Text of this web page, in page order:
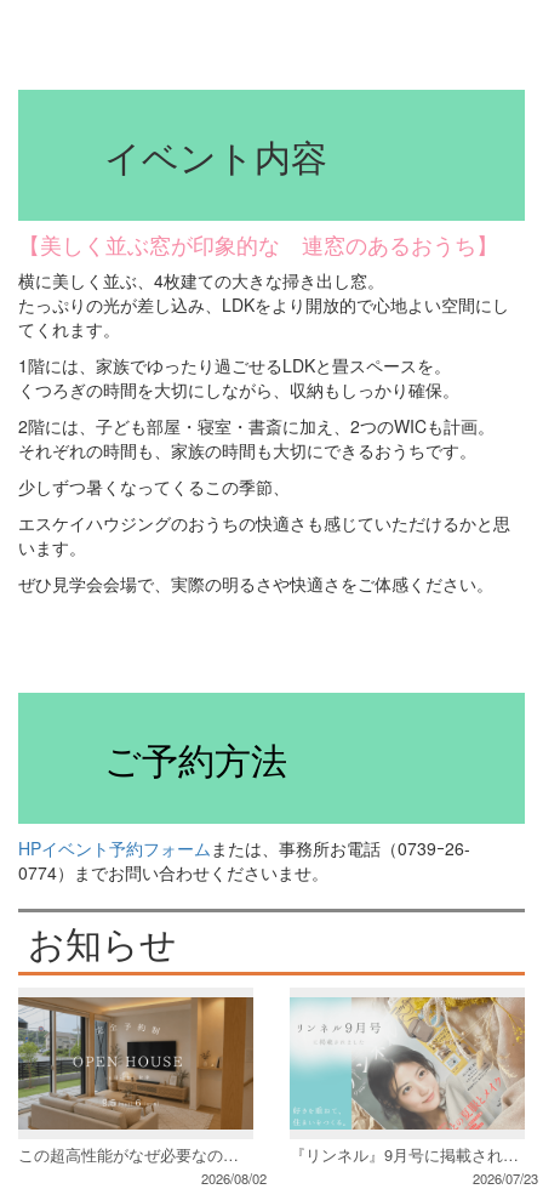
イベント内容
【美しく並ぶ窓が印象的な 連窓のあるおうち】
横に美しく並ぶ、4枚建ての大きな掃き出し窓。
たっぷりの光が差し込み、LDKをより開放的で心地よい空間にし
てくれます。
1階には、家族でゆったり過ごせるLDKと畳スペースを。
くつろぎの時間を大切にしながら、収納もしっかり確保。
2階には、子ども部屋・寝室・書斎に加え、2つのWICも計画。
それぞれの時間も、家族の時間も大切にできるおうちです。
少しずつ暑くなってくるこの季節、
エスケイハウジングのおうちの快適さも感じていただけるかと思
います。
ぜひ見学会会場で、実際の明るさや快適さをご体感ください。
ご予約方法
HPイベント予約フォームまたは、事務所お電話（0739ｰ26-
0774）までお問い合わせくださいませ。
お知らせ
この超高性能がなぜ必要なのか～予約制完成見学会～
2026/08/02
『リンネル』9月号に掲載されました
2026/07/23